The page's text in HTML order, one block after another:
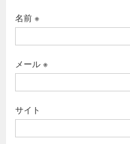
名前 ※
メール ※
サイト